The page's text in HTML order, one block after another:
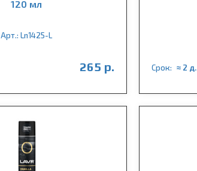
120 мл
Арт.: Ln1425-L
265 р. Срок: ≈ 2 д.